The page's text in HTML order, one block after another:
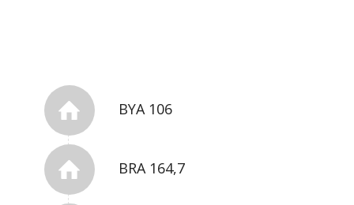
BYA 106
BRA 164,7